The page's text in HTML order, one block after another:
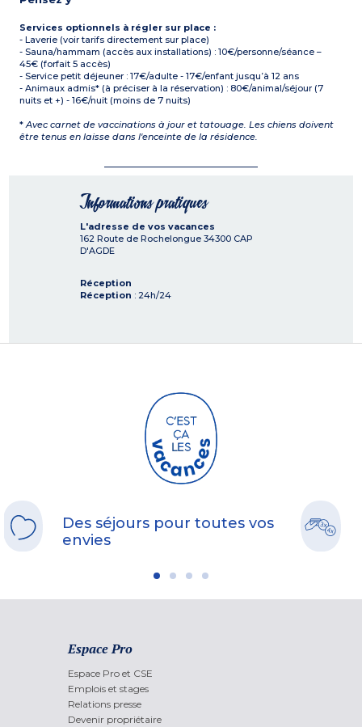
Services optionnels à régler sur place :
- Laverie (voir tarifs directement sur place)
- Sauna/hammam (accès aux installations) : 10€/personne/séance –
45€ (forfait 5 accès)
- Service petit déjeuner : 17€/adulte - 17€/enfant jusqu’à 12 ans
- Animaux admis* (à préciser à la réservation) : 80€/animal/séjour (7
nuits et +) - 16€/nuit (moins de 7 nuits)
*Avec carnet de vaccinations à jour et tatouage. Les chiens doivent
être tenus en laisse dans l'enceinte de la résidence.
Informations pratiques
L'adresse de vos vacances
162 Route de Rochelongue 34300 CAP
D'AGDE
Réception
Réception : 24h/24
Des séjours pour toutes vos
envies
Espace Pro
Espace Pro et CSE
Emplois et stages
Relations presse
Devenir propriétaire